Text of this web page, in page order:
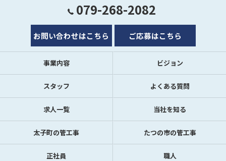
079-268-2082
お問い合わせはこちら ご応募はこちら
事業内容 ビジョン
スタッフ よくある質問
求人一覧 当社を知る
太子町の管工事 たつの市の管工事
正社員 職人